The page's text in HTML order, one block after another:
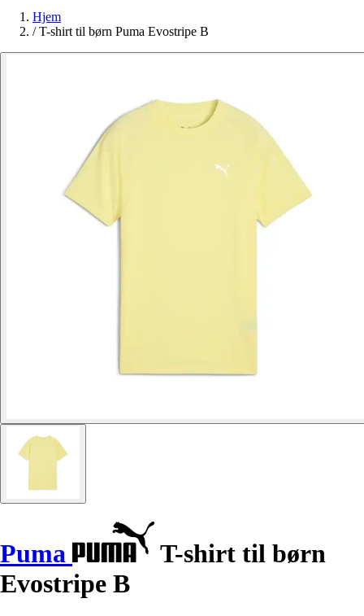
Hjem
/ T-shirt til børn Puma Evostripe B
Puma
T-shirt til børn
Evostripe B